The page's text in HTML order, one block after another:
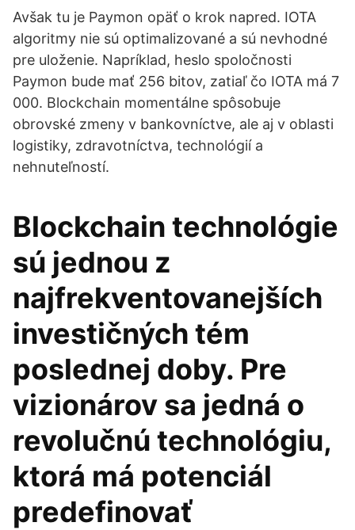
Avšak tu je Paymon opäť o krok napred. IOTA
algoritmy nie sú optimalizované a sú nevhodné
pre uloženie. Napríklad, heslo spoločnosti
Paymon bude mať 256 bitov, zatiaľ čo IOTA má 7
000. Blockchain momentálne spôsobuje
obrovské zmeny v bankovníctve, ale aj v oblasti
logistiky, zdravotníctva, technológií a
nehnuteľností.
Blockchain technológie
sú jednou z
najfrekventovanejších
investičných tém
poslednej doby. Pre
vizionárov sa jedná o
revolučnú technológiu,
ktorá má potenciál
predefinovať